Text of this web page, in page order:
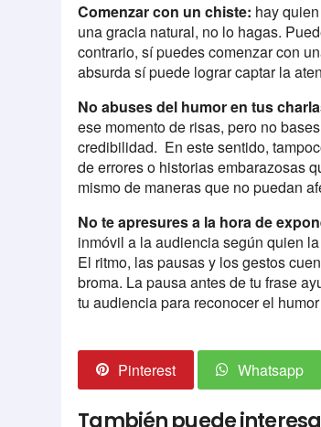
Comenzar con un chiste: hay
una gracia natural, no lo hagas.
contrario, sí puedes comenzar con
absurda sí puede lograr captar la
No abuses del humor en tus
ese momento de risas, pero no
credibilidad. En este sentido,
de errores o historias embarazosas
mismo de maneras que no puedan
No te apresures a la hora de
inmóvil a la audiencia según quien
El ritmo, las pausas y los gestos
broma. La pausa antes de tu frase
tu audiencia para reconocer el
Pinterest Whatsapp
También puede